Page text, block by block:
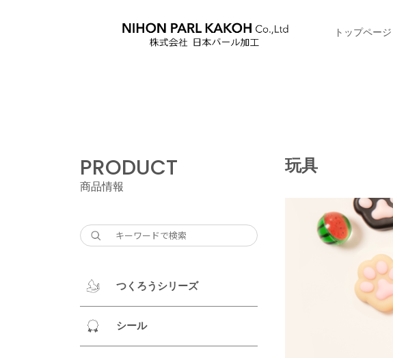
トップページ
PRODUCT
商品情報
つくろうシリーズ
シール
玩具